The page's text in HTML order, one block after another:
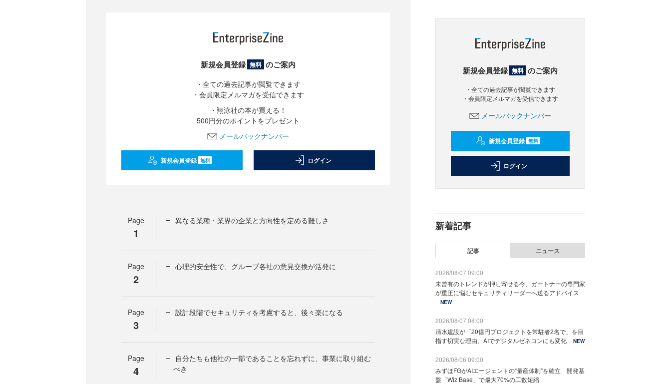
新規会員登録 無料 のご案内
・全ての過去記事が閲覧できます
・会員限定メルマガを受信できます
・翔泳社の本が買える！
500円分のポイントをプレゼント
メールバックナンバー
新規会員登録 無料 ログイン
Page
1
異なる業種・業界の企業と方向性を定める難しさ
Page
2
心理的安全性で、グループ各社の意見交換が活発に
Page
3
設計段階でセキュリティを考慮すると、後々楽になる
Page
4
自分たちも他社の一部であることを忘れずに、事業に取り組む
べき
新規会員登録 無料 のご案内
・全ての過去記事が閲覧できます
・会員限定メルマガを受信できます
メールバックナンバー
新規会員登録 無料
ログイン
新着記事
記事 ニュース
2026/08/07 09:00
未曾有のトレンドが押し寄せる今、ガートナーの専門家
が重圧に悩むセキュリティリーダーへ送るアドバイス
NEW
2026/08/07 08:00
清水建設が「20億円プロジェクトを常駐者2名で」を目
指す切実な理由、AIでデジタルゼネコンにも変化
NEW
2026/08/06 09:00
みずほFGがAIエージェントの“量産体制”を確立 開発基
盤「Wiz Base」で最大70%の工数短縮